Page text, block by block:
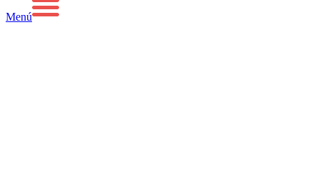
Menú